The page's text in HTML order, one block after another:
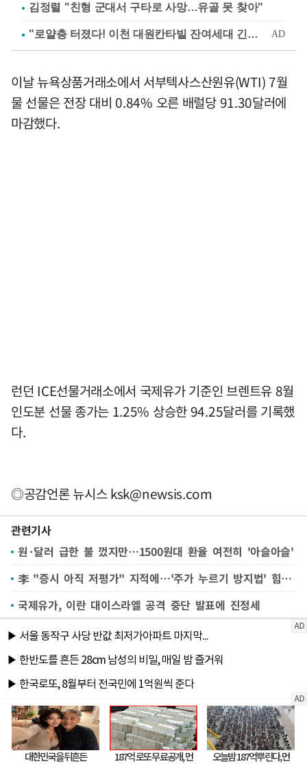
김정렬 "친형 군대서 구타로 사망…유골 못 찾아"
이날 뉴욕상품거래소에서 서부텍사스산원유(WTI) 7월
물 선물은 전장 대비 0.84% 오른 배럴당 91.30달러에
마감했다.
런던 ICE선물거래소에서 국제유가 기준인 브렌트유 8월
인도분 선물 종가는 1.25% 상승한 94.25달러를 기록했
다.
◎공감언론 뉴시스ksk@newsis.com
관련기사
원·달러 급한 불 껐지만…1500원대 환율 여전히 '아슬아슬'
李 "증시 아직 저평가" 지적에…'주가 누르기 방지법' 힘 실린다
국제유가, 이란 대이스라엘 공격 중단 발표에 진정세